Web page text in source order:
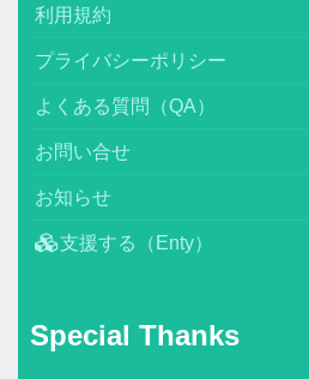
利用規約
プライバシーポリシー
よくある質問（QA）
お問い合せ
お知らせ
支援する（Enty）
Special Thanks